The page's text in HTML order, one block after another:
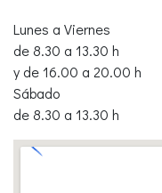
Lunes a Viernes
de 8.30 a 13.30 h
y de 16.00 a 20.00 h
Sábado
de 8.30 a 13.30 h